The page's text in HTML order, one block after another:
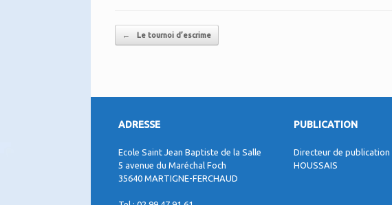
Post navigation
← Le tournoi d’escrime
ADRESSE
Ecole Saint Jean Baptiste de la Salle
5 avenue du Maréchal Foch
35640 MARTIGNE-FERCHAUD
PUBLICATION
Directeur de publication
HOUSSAIS